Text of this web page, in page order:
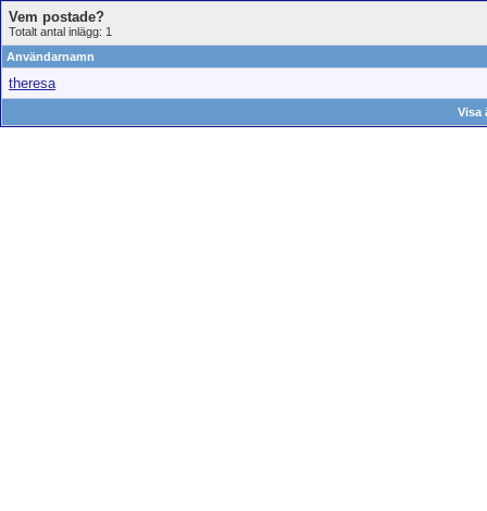
Vem postade?
Totalt antal inlägg: 1
Användarnamn
theresa
Visa